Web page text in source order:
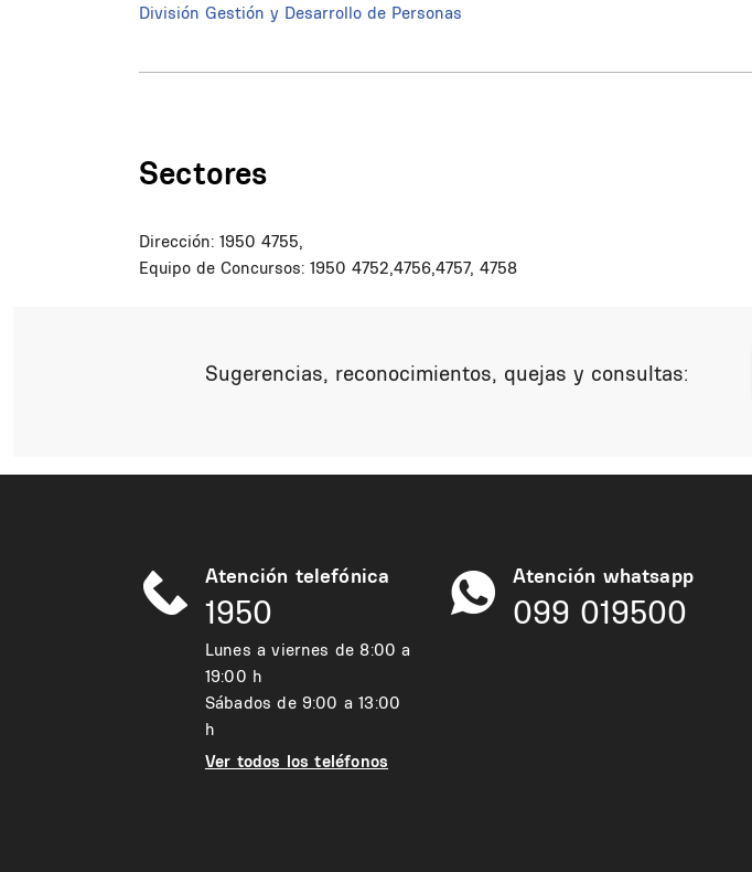
División Gestión y Desarrollo de Personas
Sectores
Dirección: 1950 4755,
Equipo de Concursos: 1950 4752,4756,4757, 4758
Sugerencias, reconocimientos, quejas y consultas:
Atención telefónica
1950
Lunes a viernes de 8:00 a
19:00 h
Sábados de 9:00 a 13:00
h
Ver todos los teléfonos
Atención whatsapp
099 019500